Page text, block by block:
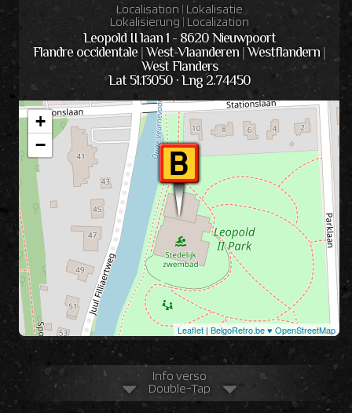
Localisation | Lokalisatie
Lokalisierung | Localization
Leopold II laan 1 - 8620 Nieuwpoort
Flandre occidentale |West-Vlaanderen |Westflandern |
West Flanders
Lat 51.13050 · Lng 2.74450
+
−
Leaflet | BelgoRetro.be ♥ OpenStreetMap
Info verso
Double-Tap